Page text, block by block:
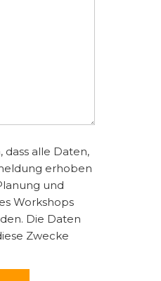
dass alle Daten,
erhoben
und
Workshops
Die Daten
Zwecke